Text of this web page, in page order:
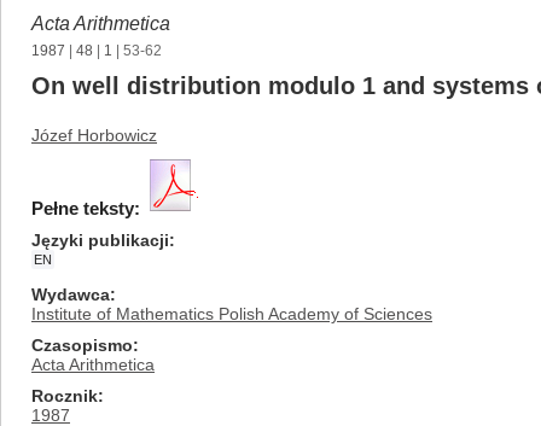
Acta Arithmetica
1987 48 1 | 53-62
On well distribution modulo 1 and systems
Józef Horbowicz
Pełne teksty:
Języki publikacji
EN
Wydawca
Institute of Mathematics Polish Academy of Sciences
Czasopismo
Acta Arithmetica
Rocznik
1987